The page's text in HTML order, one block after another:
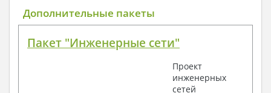
1. Архитектурный раздел:
План координационных осей
Поэтажные маркировочные планы с
Дополнительные пакеты
Пакет "Инженерные сети"
Проект
инженерных
сетей